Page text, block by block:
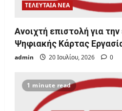
ΤΕΛΕΥΤΑΙΑ ΝΕΑ
Ανοιχτή επιστολή για
Ψηφιακής Κάρτας
admin 20 Ιουλίου, 2026 0
1 minute read